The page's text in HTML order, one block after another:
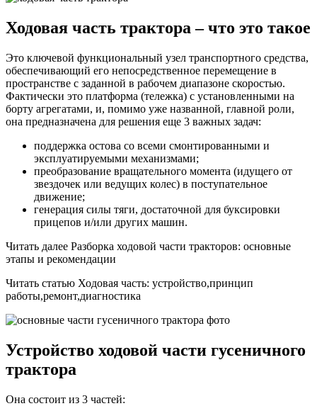
Ходовая часть трактора – что это такое
Это ключевой функциональный узел транспортного средства,
обеспечивающий его непосредственное перемещение в
пространстве с заданной в рабочем диапазоне скоростью.
Фактически это платформа (тележка) с установленными на
борту агрегатами, и, помимо уже названной, главной роли,
она предназначена для решения еще 3 важных задач:
поддержка остова со всеми смонтированными и
эксплуатируемыми механизмами;
преобразование вращательного момента (идущего от
звездочек или ведущих колес) в поступательное
движение;
генерация силы тяги, достаточной для буксировки
прицепов и/или других машин.
Читать далее Разборка ходовой части тракторов: основные
этапы и рекомендации
Читать статью Ходовая часть: устройство,принцип
работы,ремонт,диагностика
Устройство ходовой части гусеничного
трактора
Она состоит из 3 частей: